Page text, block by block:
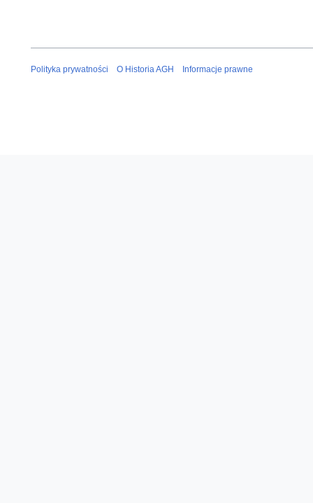
Polityka prywatności O Historia AGH Informacje prawne